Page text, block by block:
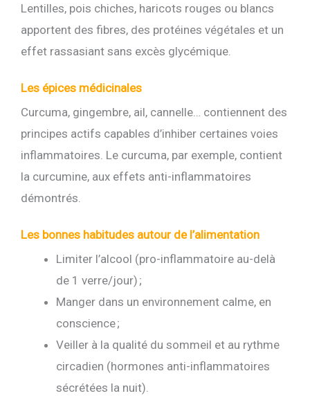
Lentilles, pois chiches, haricots rouges ou blancs
apportent des fibres, des protéines végétales et un
effet rassasiant sans excès glycémique.
Les épices médicinales
Curcuma, gingembre, ail, cannelle… contiennent des
principes actifs capables d’inhiber certaines voies
inflammatoires. Le curcuma, par exemple, contient
la curcumine, aux effets anti-inflammatoires
démontrés.
Les bonnes habitudes autour de l’alimentation
Limiter l’alcool (pro-inflammatoire au-delà
de 1 verre/jour) ;
Manger dans un environnement calme, en
conscience ;
Veiller à la qualité du sommeil et au rythme
circadien (hormones anti-inflammatoires
sécrétées la nuit).